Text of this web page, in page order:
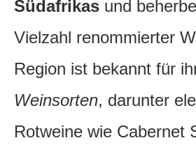
Südafrikas und
Vielzahl renommierter
Region ist bekannt für
Weinsorten, darunter
Rotweine wie Cabernet